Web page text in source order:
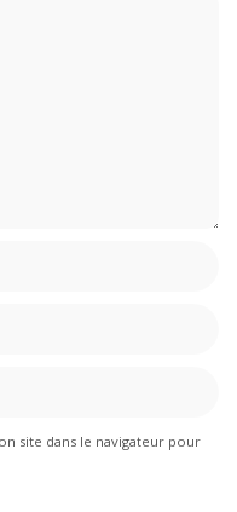
site dans le navigateur pour